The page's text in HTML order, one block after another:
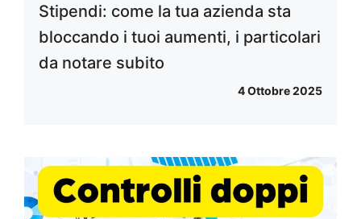
Stipendi: come la tua azienda sta
bloccando i tuoi aumenti, i particolari
da notare subito
4 Ottobre 2025